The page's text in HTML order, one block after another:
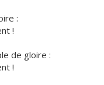
:
!
de gloire :
!